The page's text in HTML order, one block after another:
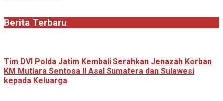
Berita Terbaru
Tim DVI Polda Jatim Kembali Serahkan Jenazah Korban
KM Mutiara Sentosa II Asal Sumatera dan Sulawesi
kepada Keluarga